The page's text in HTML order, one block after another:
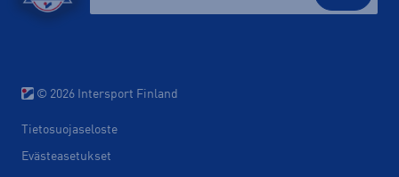
© 2026 Intersport Finland
Tietosuojaseloste
Evästeasetukset